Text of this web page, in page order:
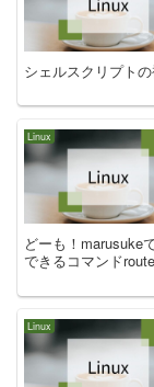
シェルスクリプト
Linux
どーも！marusuke
できるコマンド
Linux